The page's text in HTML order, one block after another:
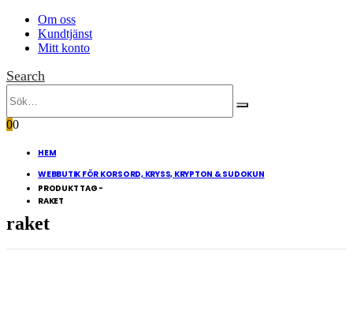
Om oss
Kundtjänst
Mitt konto
Search
00
HEM
WEBBUTIK FÖR KORSORD, KRYSS, KRYPTON & SUDOKUN
PRODUKT TAG -
RAKET
raket